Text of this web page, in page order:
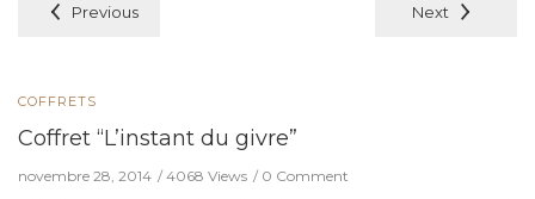
Previous Next
COFFRETS
Coffret “L’instant du givre”
novembre 28, 2014 4068 Views 0 Comment